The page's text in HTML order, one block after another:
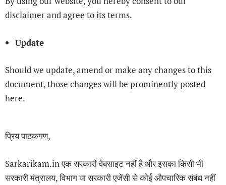
disclaimer and agree to its terms.
Update
Should we update, amend or make any changes to this
document, those changes will be prominently posted
here.
प्रिय पाठकगण,
Sarkarikam.in एक सरकारी वेबसाइट नहीं है और इसका किसी भी
सरकारी मंत्रालय, विभाग या सरकारी एजेंसी से कोई औपचारिक संबंध नहीं